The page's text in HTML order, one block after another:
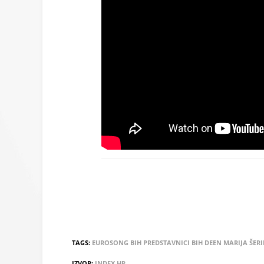
TAGS: EUROSONG BIH PREDSTAVNICI BIH DEEN MARIJA